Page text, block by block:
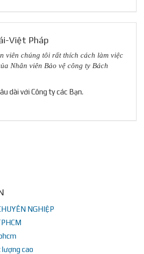
Việt Pháp
viên chúng tôi rất thích cách làm việc
Nhân viên Bảo vệ công ty Bách
dài với Công ty các Bạn.
NGHIỆP
lượng cao